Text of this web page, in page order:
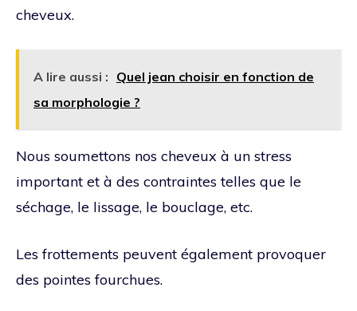
cheveux.
A lire aussi : Quel jean choisir en fonction de
sa morphologie ?
Nous soumettons nos cheveux à un stress
important et à des contraintes telles que le
séchage, le lissage, le bouclage, etc.
Les frottements peuvent également provoquer
des pointes fourchues.